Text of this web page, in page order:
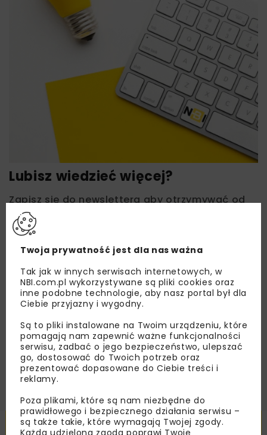
Lubisz wiedzieć więcej?
Zapisz się do newslettera aby otrzymywać od
nas najlepsze informacje branżowe,
zaproszenia na wydarzenia, atrakcyjne oferty i
Zapoznałam/em się zPolityką Prywatnościi
Regulaminemoraz wyrażam zgodę na otrzymywanie na
handlowej w postaci newslettera.
ZAPISZ MNIE
Powiązane artykuły
Twoja prywatność jest dla nas ważna
Tak jak w innych serwisach internetowych, w
NBI.com.pl wykorzystywane są pliki cookies oraz
inne podobne technologie, aby nasz portal był dla
Ciebie przyjazny i wygodny.
Są to pliki instalowane na Twoim urządzeniu, które
pomagają nam zapewnić ważne funkcjonalności
serwisu, zadbać o jego bezpieczeństwo, ulepszać
go, dostosować do Twoich potrzeb oraz
prezentować dopasowane do Ciebie treści i
reklamy.
Poza plikami, które są nam niezbędne do
prawidłowego i bezpiecznego działania serwisu –
są także takie, które wymagają Twojej zgody.
Każda udzielona zgoda poprawi Twoje